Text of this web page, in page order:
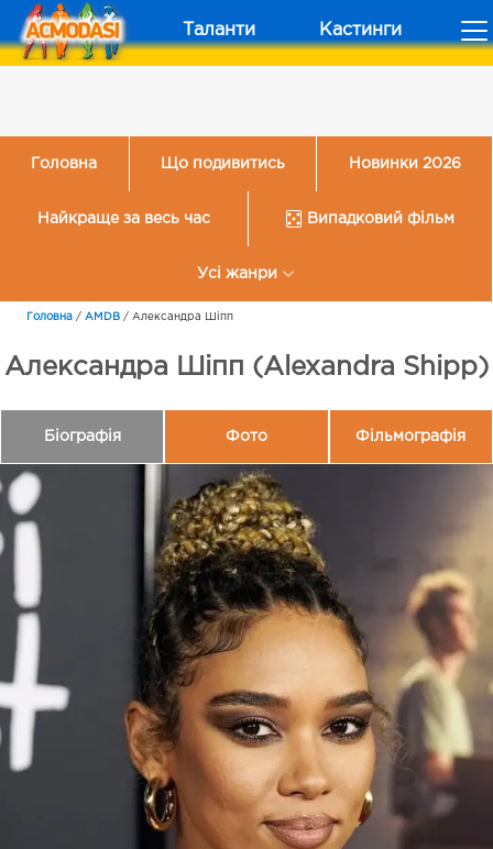
Таланти Кастинги
Головна Що подивитись Новинки 2026
Найкраще за весь час Випадковий фільм
Усі жанри
Головна / AMDB / Александра Шіпп
Александра Шіпп (Alexandra Shipp)
Біографія Фото Фільмографія